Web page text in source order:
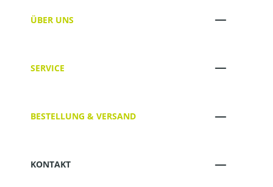
ÜBER UNS
SERVICE
BESTELLUNG & VERSAND
KONTAKT